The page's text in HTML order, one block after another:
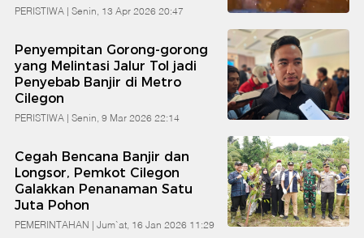
Babe
Banten
PERISTIWA | Senin, 13 Apr 2026 20:47
Penyempitan Gorong-gorong
yang Melintasi Jalur Tol jadi
Penyebab Banjir di Metro
Cilegon
PERISTIWA | Senin, 9 Mar 2026 22:14
Cegah Bencana Banjir dan
Longsor, Pemkot Cilegon
Galakkan Penanaman Satu
Juta Pohon
PEMERINTAHAN | Jum`at, 16 Jan 2026 11:29